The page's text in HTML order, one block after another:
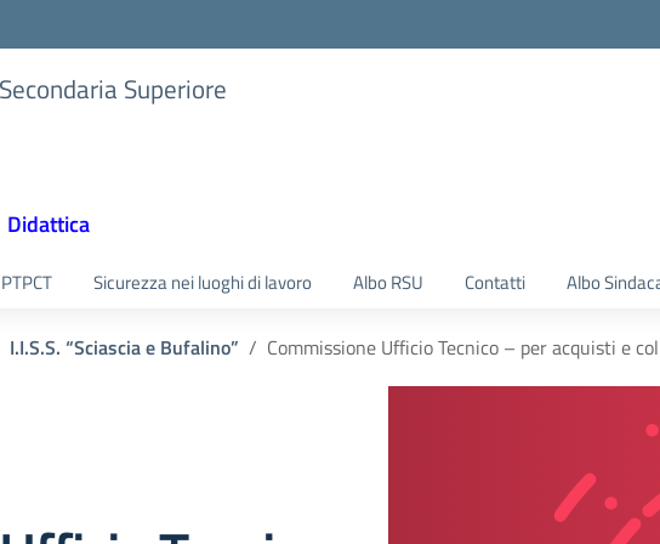
Superiore
Didattica
PTPCT Sicurezza nei luoghi di lavoro Albo RSU Contatti Albo
I.I.S.S. “Sciascia e Bufalino” Commissione Ufficio Tecnico – per acquisti e